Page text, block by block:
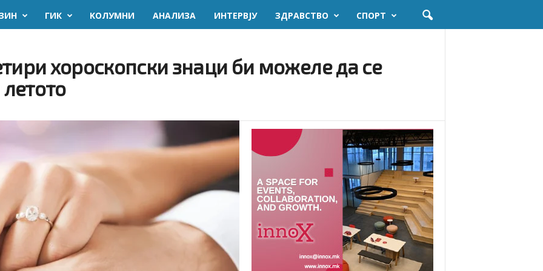
ГИК KОЛУМНИ AНАЛИЗА ИНТЕРВЈУ ЗДРАВСТВО СПОРТ
хороскопски знаци би можеле да се